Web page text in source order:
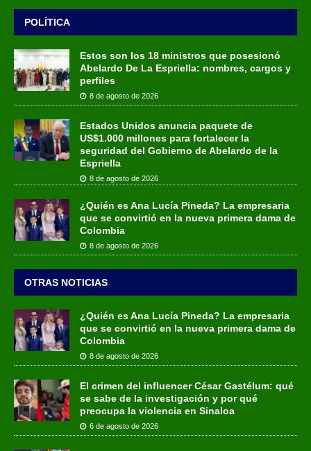
POLÍTICA
Estos son los 18 ministros que posesionó
Abelardo De La Espriella: nombres, cargos y
perfiles
8 de agosto de 2026
Estados Unidos anuncia paquete de
US$1.000 millones para fortalecer la
seguridad del Gobierno de Abelardo de la
Espriella
8 de agosto de 2026
¿Quién es Ana Lucía Pineda? La empresaria
que se convirtió en la nueva primera dama de
Colombia
8 de agosto de 2026
OTRAS NOTICIAS
¿Quién es Ana Lucía Pineda? La empresaria
que se convirtió en la nueva primera dama de
Colombia
8 de agosto de 2026
El crimen del influencer César Gastélum: qué
se sabe de la investigación y por qué
preocupa la violencia en Sinaloa
6 de agosto de 2026